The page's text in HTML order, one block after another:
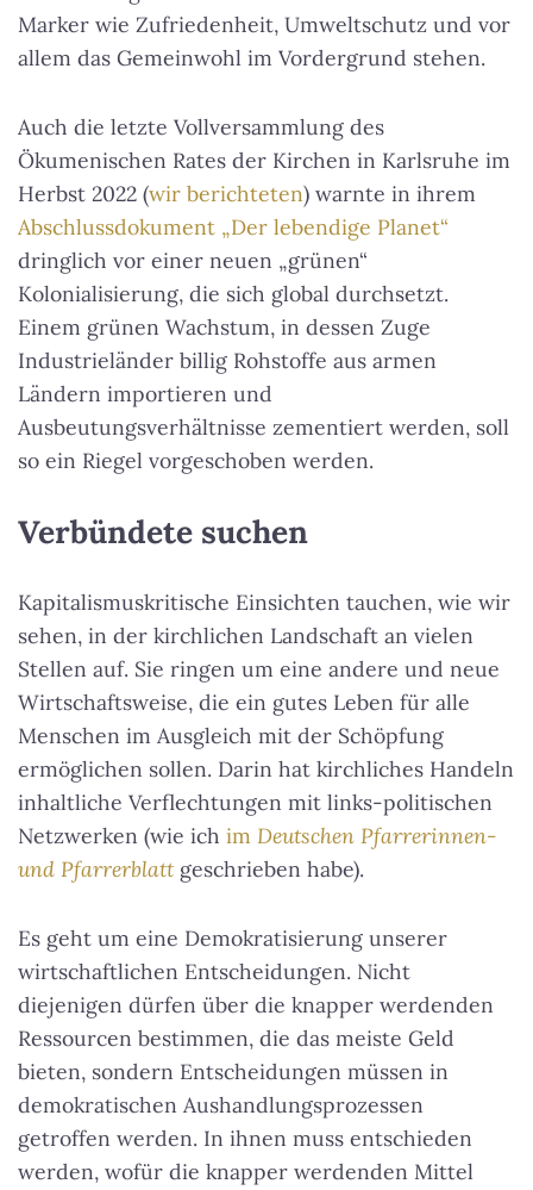
Marker wie Zufriedenheit, Umweltschutz und vor
allem das Gemeinwohl im Vordergrund stehen.
Auch die letzte Vollversammlung des
Ökumenischen Rates der Kirchen in Karlsruhe im
Herbst 2022 (wir berichteten) warnte in ihrem
Abschlussdokument „Der lebendige Planet“
dringlich vor einer neuen „grünen“
Kolonialisierung, die sich global durchsetzt.
Einem grünen Wachstum, in dessen Zuge
Industrieländer billig Rohstoffe aus armen
Ländern importieren und
Ausbeutungsverhältnisse zementiert werden, soll
so ein Riegel vorgeschoben werden.
Verbündete suchen
Kapitalismuskritische Einsichten tauchen, wie wir
sehen, in der kirchlichen Landschaft an vielen
Stellen auf. Sie ringen um eine andere und neue
Wirtschaftsweise, die ein gutes Leben für alle
Menschen im Ausgleich mit der Schöpfung
ermöglichen sollen. Darin hat kirchliches Handeln
inhaltliche Verflechtungen mit links-politischen
Netzwerken (wie ich im Deutschen Pfarrerinnen-
und Pfarrerblattgeschrieben habe).
Es geht um eine Demokratisierung unserer
wirtschaftlichen Entscheidungen. Nicht
diejenigen dürfen über die knapper werdenden
Ressourcen bestimmen, die das meiste Geld
bieten, sondern Entscheidungen müssen in
demokratischen Aushandlungsprozessen
getroffen werden. In ihnen muss entschieden
werden, wofür die knapper werdenden Mittel